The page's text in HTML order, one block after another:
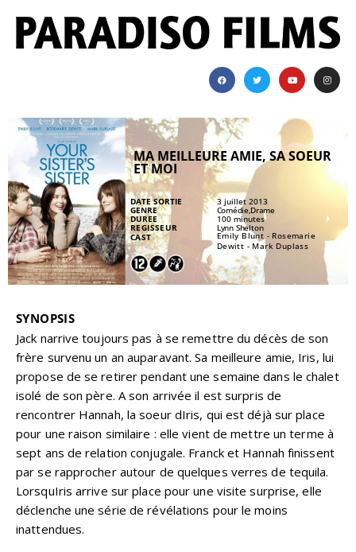
MA MEILLEURE AMIE, SA SOEUR
ET MOI
DATE SORTIE
GENRE
DUREE
REGISSEUR
CAST
3 juillet 2013
Comédie,Drame
100 minutes
Lynn Shelton
Emily Blunt - Rosemarie
Dewitt - Mark Duplass
SYNOPSIS
Jack narrive toujours pas à se remettre du décès de son
frère survenu un an auparavant. Sa meilleure amie, Iris, lui
propose de se retirer pendant une semaine dans le chalet
isolé de son père. A son arrivée il est surpris de
rencontrer Hannah, la soeur dIris, qui est déjà sur place
pour une raison similaire : elle vient de mettre un terme à
sept ans de relation conjugale. Franck et Hannah finissent
par se rapprocher autour de quelques verres de tequila.
LorsquIris arrive sur place pour une visite surprise, elle
déclenche une série de révélations pour le moins
inattendues.